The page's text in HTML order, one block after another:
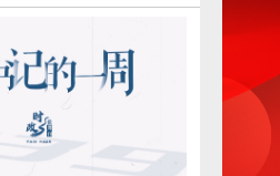
女子洗虾洗出密密麻麻线状
白沙河：“昆明第二只眼”看